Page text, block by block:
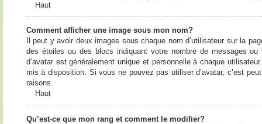
Haut
Comment afficher une image sous mon nom?
Il peut y avoir deux images sous chaque nom d’utilisateur sur la
des étoiles ou des blocs indiquant votre nombre de messages
d’avatar est généralement unique et personnelle à chaque
mis à disposition. Si vous ne pouvez pas utiliser d’avatar, c’est
raisons.
Haut
Qu’est-ce que mon rang et comment le modifier?